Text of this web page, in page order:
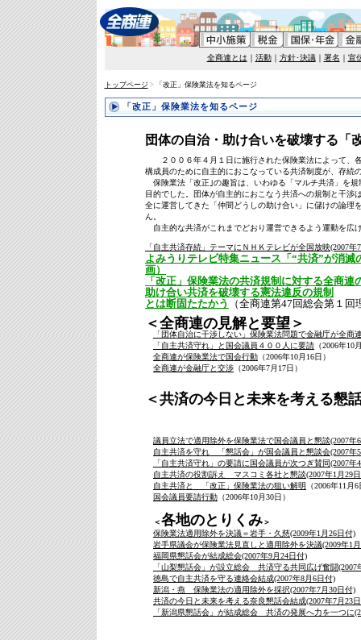
全商連とは ｜ 活動｜ 方針･決議｜ 署名 ｜ 宣
トップページ >「改正」保険業法を知るページ
「改正」保険業法を知るページ
団体の自治・助け合いを破壊する「
２００６年４月１日に施行された保険業法によって、
構成員のために自主的におこなっている共済制度が、存続
保険業法「改正｣の趣旨は、いわゆる「マルチ共済」を
目的でした。団体が自主的におこなう共済への規制と干渉
全に運営してきた「仲間どうしの助け合い」に儲けの論理
ん。
自主的な共済がこれまでどおり運営できるよう運動を広
「自主共済存続」テーマにＮＨＫテレビが全国放映(2007年
よみうりテレビ特集ニュース「“共済”が消滅
画）
「改正」保険業法の共済規制に対する全商連
助け合い共済を破壊する憲法違反の規制
とは断固たたかう
（全商連第47回総会第１回
＜全商連の見解と要望＞
「団体自治に干渉しない」保険業法問題で金融庁が全商
「自主共済守れ」と国会議員４００人に要請 （2006年10
全商連が保険業法で国会行動 （2006年10月16日）
全商連が金融庁と交渉 （2006年7月17日）
＜共済の今日と未来を考える懇
議員立法で適用除外を保険業法で国会議員と懇談(2007年
自主共済を守れ 「懇話会」が国会議員と懇談会(2007年
「自主共済守れ」の要請に国会議員が次つぎ賛同(2007年
自主共済の役割訴え マスコミ各社と懇談(2007年1月29
自主共済と 「改正」保険業法の狙い解明 （2006年11月
国会議員要請行動 （2006年10月30日）
＜各地のとりくみ＞
保険業法適用除外を決議＝岩手・久慈(2009年1月26日付)
岩手県議会が保険業法見直しと適用除外を決議(2009年1
福岡県懇話会が結成総会(2007年9月24日付)
「山梨懇話会」が設立総会 共済守る共同広げ奮闘(2007
徳島で自主共済を守る連絡会結成(2007年8月6日付)
新潟・燕 保険業法の適用除外を採択(2007年7月30日付)
共済の今日と未来を考える奈良懇話会結成(2007年7月23
「新潟県懇話会」が結成総会 共済の発展へ力を一つに